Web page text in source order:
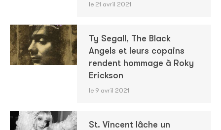
le 21 avril 2021
Ty Segall, The Black
Angels et leurs copains
rendent hommage à Roky
Erickson
le 9 avril 2021
St. Vincent lâche un